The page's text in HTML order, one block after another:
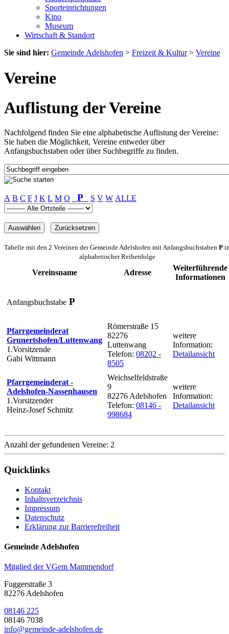
Sporteinrichtungen
Kino
Museum
Wirtschaft & Standort
Sie sind hier: Gemeinde Adelshofen > Freizeit & Kultur> Vereine
Vereine
Auflistung der Vereine
Nachfolgend finden Sie eine alphabetische Auflistung der Vereine:
Sie haben die Möglichkeit, Vereine entweder über
Anfangsbuchstaben oder über Suchbegriffe zu finden.
A B C F J K L M O P S V W ALLE
Tabelle mit den 2 Vereinen der Gemeinde Adelshofen mit Anfangsbuchstaben P
alphabetischer Reihenfolge
Vereinsname Adresse
Weiterführende
Informationen
Anfangsbuchstabe P
Pfarrgemeinderat
Grunertshofen/Luttenwang
1.Vorsitzende
Gabi Wittmann
Römerstraße 15
82276
Luttenwang
Telefon: 08202 -
8505
weitere
Information:
Detailansicht
Pfarrgemeinderat -
Adelshofen-Nassenhausen
1.Vorsitzender
Heinz-Josef Schmitz
Weichselfeldstraße
9
82276 Adelshofen
Telefon: 08146 -
998684
weitere
Information:
Detailansicht
Anzahl der gefundenen Vereine: 2
Quicklinks
Kontakt
Inhaltsverzeichnis
Impressum
Datenschutz
Erklärung zur Barrierefreiheit
Gemeinde Adelshofen
Mitglied der VGem Mammendorf
Fuggerstraße 3
82276 Adelshofen
08146 225
08146 7038
info@gemeinde-adelshofen.de